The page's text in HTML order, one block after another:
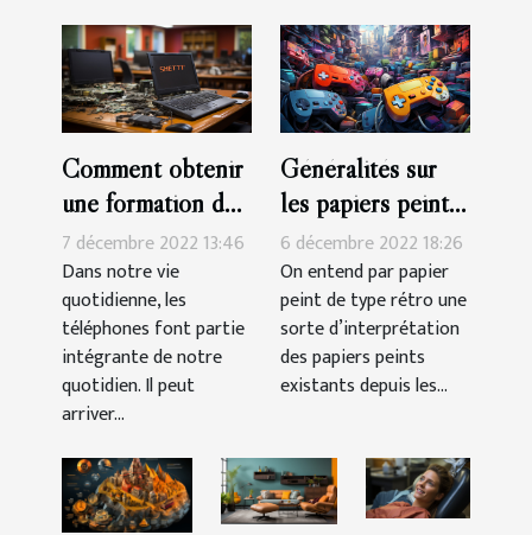
Comment obtenir
une formation de
réparation de
smartphone à
Montpelier ?
7 décembre 2022 13:46
Dans notre vie
quotidienne, les
téléphones font partie
intégrante de notre
quotidien. Il peut
arriver...
Généralités sur
les papiers peints
de type rétro
6 décembre 2022 18:26
On entend par papier
peint de type rétro une
sorte d’interprétation
des papiers peints
existants depuis les...